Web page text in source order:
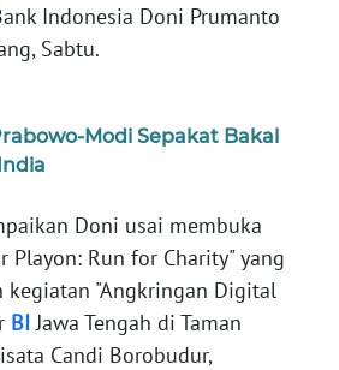
Indonesia Doni Prumanto
Sabtu.
Modi Sepakat Bakal
Doni usai membuka
Playon: Run for Charity" yang
kegiatan "Angkringan Digital
BIJawa Tengah di Taman
Candi Borobudur,